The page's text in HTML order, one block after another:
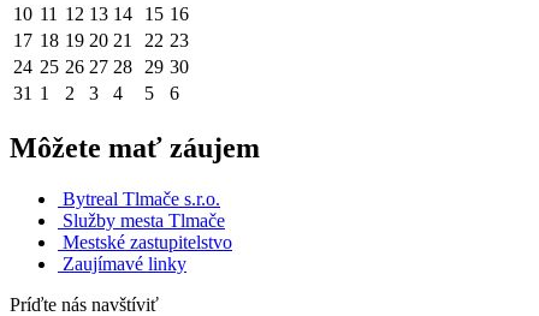
10 11 12 13 14 15 16
17 18 19 20 21 22 23
24 25 26 27 28 29 30
31 1 2 3 4 5 6
Môžete mať záujem
Bytreal Tlmače s.r.o.
Služby mesta Tlmače
Mestské zastupitelstvo
Zaujímavé linky
Príďte nás navštíviť